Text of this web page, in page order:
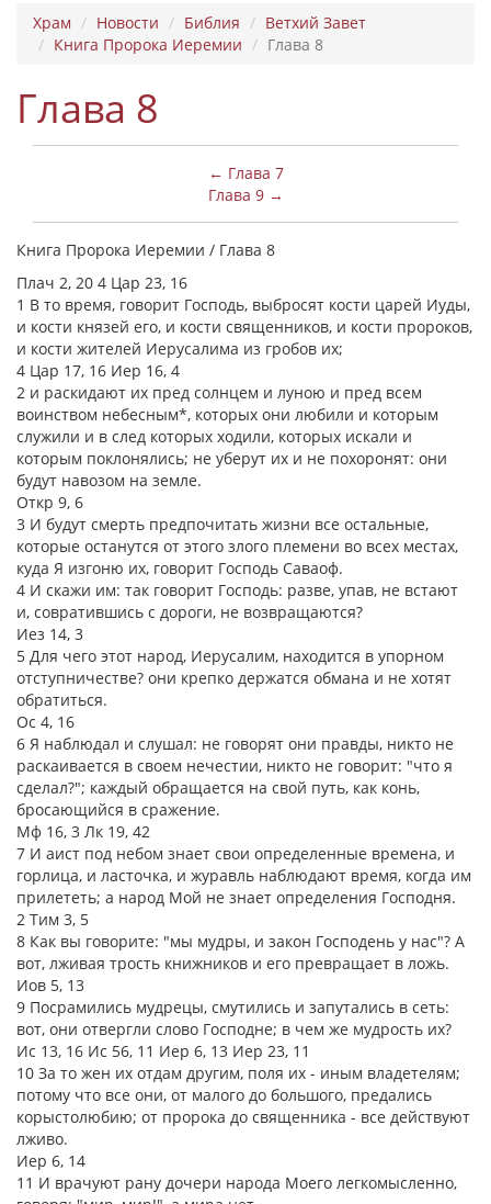
Храм Новости Библия
Ветхий Завет
Книга Пророка Иеремии
Глава 8
Глава 8
← Глава 7
Глава 9 →
Книга Пророка Иеремии / Глава 8
Плач 2, 20 4 Цар 23, 16
1 В то время, говорит Господь, выбросят кости царей Иуды,
и кости князей его, и кости священников, и кости пророков,
и кости жителей Иерусалима из гробов их;
4 Цар 17, 16 Иер 16, 4
2 и раскидают их пред солнцем и луною и пред всем
воинством небесным*, которых они любили и которым
служили и в след которых ходили, которых искали и
которым поклонялись; не уберут их и не похоронят: они
будут навозом на земле.
Откр 9, 6
3 И будут смерть предпочитать жизни все остальные,
которые останутся от этого злого племени во всех местах,
куда Я изгоню их, говорит Господь Саваоф.
4 И скажи им: так говорит Господь: разве, упав, не встают
и, совратившись с дороги, не возвращаются?
Иез 14, 3
5 Для чего этот народ, Иерусалим, находится в упорном
отступничестве? они крепко держатся обмана и не хотят
обратиться.
Ос 4, 16
6 Я наблюдал и слушал: не говорят они правды, никто не
раскаивается в своем нечестии, никто не говорит: "что я
сделал?"; каждый обращается на свой путь, как конь,
бросающийся в сражение.
Мф 16, 3 Лк 19, 42
7 И аист под небом знает свои определенные времена, и
горлица, и ласточка, и журавль наблюдают время, когда им
прилететь; а народ Мой не знает определения Господня.
2 Тим 3, 5
8 Как вы говорите: "мы мудры, и закон Господень у нас"? А
вот, лживая трость книжников и его превращает в ложь.
Иов 5, 13
9 Посрамились мудрецы, смутились и запутались в сеть:
вот, они отвергли слово Господне; в чем же мудрость их?
Ис 13, 16 Ис 56, 11 Иер 6, 13 Иер 23, 11
10 За то жен их отдам другим, поля их - иным владетелям;
потому что все они, от малого до большого, предались
корыстолюбию; от пророка до священника - все действуют
лживо.
Иер 6, 14
11 И врачуют рану дочери народа Моего легкомысленно,